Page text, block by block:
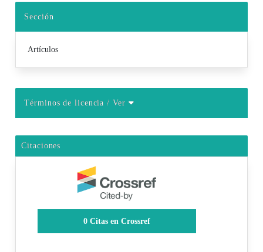
Sección
Artículos
Términos de licencia/ Ver
Citaciones
0Citas en Crossref